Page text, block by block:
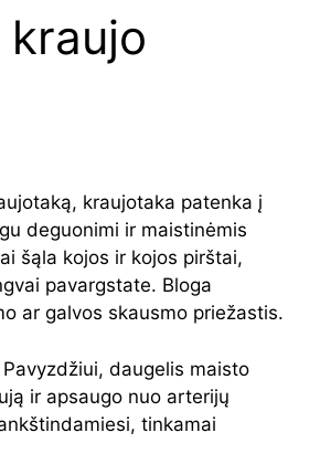
kraujotaka patenka į
deguonimi ir maistinėmis
šąla kojos ir kojos pirštai,
pavargstate. Bloga
ar galvos skausmo priežastis.
daugelis maisto
ir apsaugo nuo arterijų
tinkamai